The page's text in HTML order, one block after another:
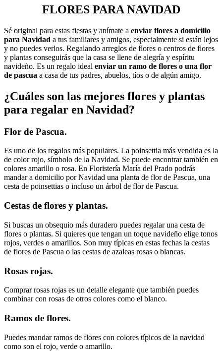
FLORES PARA NAVIDAD
Sé original para estas fiestas y anímate a enviar flores a domicilio
para Navidad a tus familiares y amigos, especialmente si están lejos
y no puedes verlos. Regalando arreglos de flores o centros de flores
y plantas conseguirás que la casa se llene de alegría y espíritu
navideño. Es un regalo ideal enviar un ramo de flores o una flor
de pascua a casa de tus padres, abuelos, tíos o de algún amigo.
¿Cuáles son las mejores flores y plantas
para regalar en Navidad?
Flor de Pascua.
Es uno de los regalos más populares. La poinsettia más vendida es la
de color rojo, símbolo de la Navidad. Se puede encontrar también en
colores amarillo o rosa. En Floristería María del Prado podrás
mandar a domicilio por Navidad una planta de flor de Pascua, una
cesta de poinsettias o incluso un árbol de flor de Pascua.
Cestas de flores y plantas.
Si buscas un obsequio más duradero puedes regalar una cesta de
flores o plantas. Si quieres que tengan un toque navideño elige tonos
rojos, verdes o amarillos. Son muy típicas en estas fechas la cestas
de flores de Pascua o las cestas de azaleas rosas o blancas.
Rosas rojas.
Comprar rosas rojas es un detalle elegante que también puedes
combinar con rosas de otros colores como el blanco.
Ramos de flores.
Puedes mandar ramos de flores con colores típicos de la navidad
como son el rojo, verde o amarillo.